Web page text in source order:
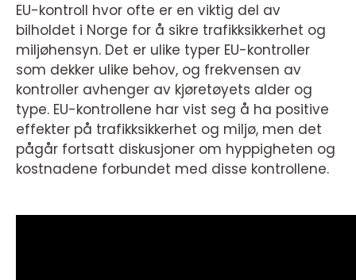
EU-kontroll hvor ofte er en viktig del av
bilholdet i Norge for å sikre trafikksikkerhet og
miljøhensyn. Det er ulike typer EU-kontroller
som dekker ulike behov, og frekvensen av
kontroller avhenger av kjøretøyets alder og
type. EU-kontrollene har vist seg å ha positive
effekter på trafikksikkerhet og miljø, men det
pågår fortsatt diskusjoner om hyppigheten og
kostnadene forbundet med disse kontrollene.